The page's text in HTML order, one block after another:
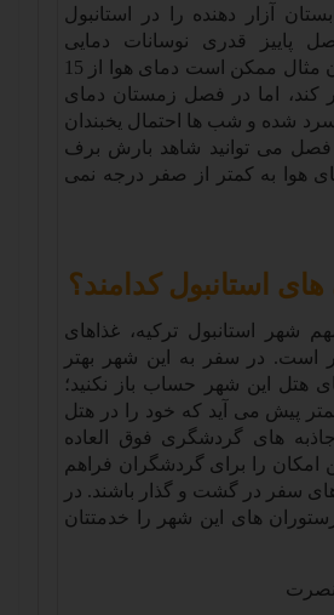
آزار دهنده را در استانبول
پاییز قدری نوسانات دمایی
افزایش می یابد به عنوان مثال ممکن است دمای هوا از 15
تغییر کند، اما در فصل زمستان دمای
شده و شب ها احتمال یخبندان
فصل می توانید شاهد بارش برف
هوا به کمتر از صفر درجه نمی
استانبول کدامند؟
شهر استانبول ترکیه، غذاهای
است. در سفر به این شهر بهتر
هتل این شهر حساب باز نکنید؛
پیش می آید که خود را در هتل
جاذبه های گردشگری فوق العاده
امکان را برای گردشگران فراهم
سفر در گشت و گذار باشند. در
رستوران های این شهر را خدمتتان
نصرت